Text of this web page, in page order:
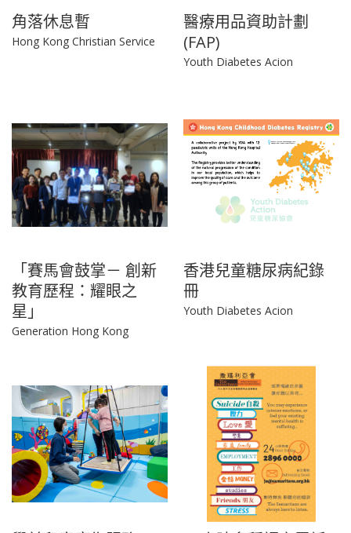
角落休息暫
Hong Kong Christian Service
醫療用品資助計劃
(FAP)
Youth Diabetes Acion
「賽馬會鼓掌－ 創新
教育歷程：耀眼之
星」
Generation Hong Kong
香港兒童糖尿病紀錄
冊
Youth Diabetes Acion